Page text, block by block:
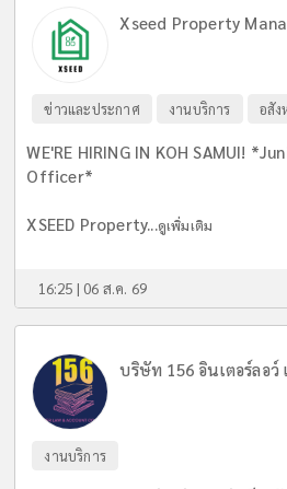
Xseed Property
ข่าวและประกาศ งานบริการ อสั
WE'RE HIRING IN KOH SAMUI!
Officer*
XSEED Property...ดูเพิ่มเติม
16:25 | 06 ส.ค. 69
บริษัท 156 อินเตอร์ลอว์
งานบริการ